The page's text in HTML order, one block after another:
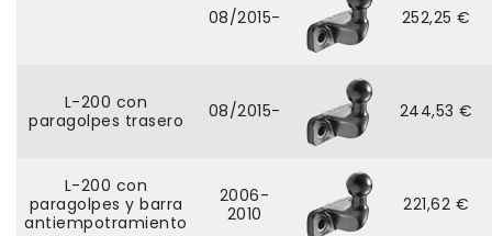
08/2015- 252,25 €
L-200 con
paragolpes trasero
08/2015- 244,53 €
L-200 con
paragolpes y barra
antiempotramiento
2006-
2010
221,62 €